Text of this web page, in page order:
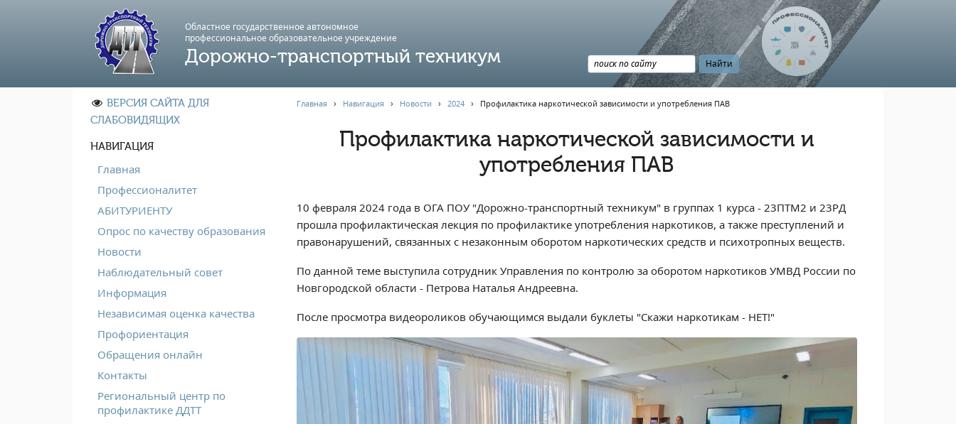
Областное государственное автономное
профессиональноe образовательное учреждение
Дорожно-транспортный техникум
ВЕРСИЯ САЙТА ДЛЯ
СЛАБОВИДЯЩИХ
НАВИГАЦИЯ
Главная
Профессионалитет
АБИТУРИЕНТУ
Опрос по качеству образования
Новости
Наблюдательный совет
Информация
Независимая оценка качества
Профориентация
Обращения онлайн
Контакты
Региональный центр по
профилактике ДДТТ
Главная› Навигация› Новости › 2024› Профилактика наркотической зависимости и употребления ПАВ
Профилактика наркотической зависимости и
употребления ПАВ
10 февраля 2024 года в ОГА ПОУ "Дорожно-транспортный техникум" в группах 1 курса - 23ПТМ2 и 23РД
прошла профилактическая лекция по профилактике употребления наркотиков, а также преступлений и
правонарушений, связанных с незаконным оборотом наркотических средств и психотропных веществ.
По данной теме выступила сотрудник Управления по контролю за оборотом наркотиков УМВД России по
Новгородской области - Петрова Наталья Андреевна.
После просмотра видеороликов обучающимся выдали буклеты "Скажи наркотикам - НЕТ!"